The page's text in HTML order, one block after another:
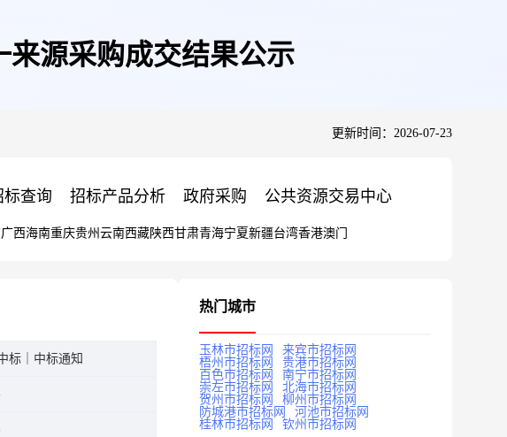
来源采购成交结果公示
更新时间：2026-07-23
标查询 招标产品分析 政府采购 公共资源交易中心
广西海南重庆贵州 云南西藏陕西甘肃青海宁夏新疆台湾香港澳门
标｜中标通知
热门城市
玉林市招标网
来宾市招标网
梧州市招标网
贵港市招标网
百色市招标网
南宁市招标网
崇左市招标网
北海市招标网
贺州市招标网
柳州市招标网
防城港市招标网
河池市招标网
桂林市招标网
钦州市招标网